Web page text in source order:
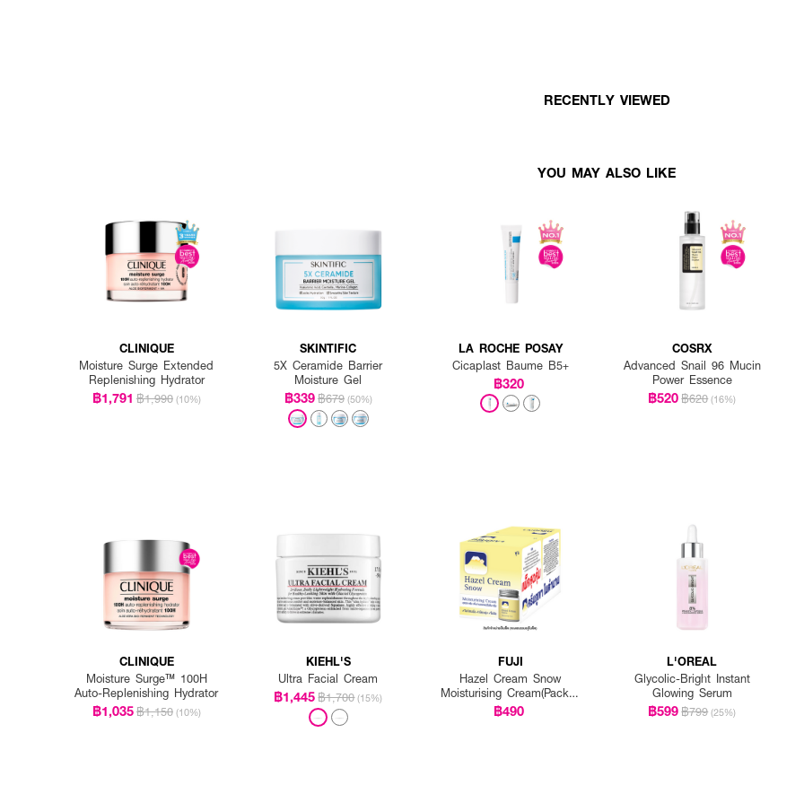
RECENTLY VIEWED
YOU MAY ALSO LIKE
CLINIQUE
Moisture Surge Extended
Replenishing Hydrator
฿1,791 ฿1,990 (10%)
SKINTIFIC
5X Ceramide Barrier
Moisture Gel
฿339฿679 (50%)
LA ROCHE POSAY
Cicaplast Baume B5+
฿320
COSRX
Advanced Snail 96 Mucin
Power Essence
฿520฿620 (16%)
CLINIQUE
Moisture Surge™ 100H
Auto-Replenishing Hydrator
฿1,035฿1,150 (10%)
KIEHL'S
Ultra Facial Cream
฿1,445฿1,700 (15%)
FUJI
Hazel Cream Snow
Moisturising Cream(Pack 1
Get 1 Free)
฿490
L'OREAL
Glycolic-Bright Instant
Glowing Serum
฿599฿799 (25%)